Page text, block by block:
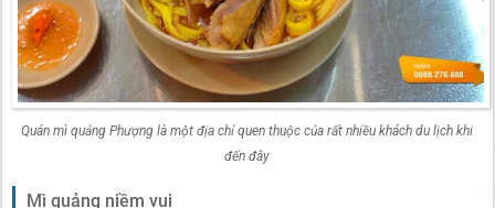
Quán mì quảng Phượng là một địa chỉ quen thuộc của rất nhiều khách du lịch khi
đến đây
Mì quảng niềm vui